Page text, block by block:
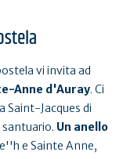
vi invita ad
Anne d'Auray. Ci
Saint-Jacques di
Un anello
e Sainte Anne,